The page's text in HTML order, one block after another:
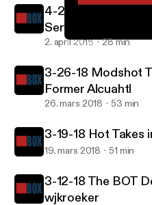
3-26-18 Modshot
4-2-18 deadbeef
Server, and a
You
2. april 2018 28 min
3-26-18 Modshot
Former Alcuahtl
26. mars 2018 53 min
3-19-18 Hot Takes
19. mars 2018 51 min
3-12-18 The BOT
wjkroeker